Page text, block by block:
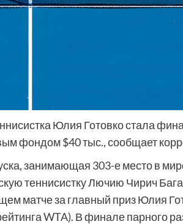
Юлия Готовко стала
фондом $40 тыс., сообщает
занимающая 303-е место в
теннисистку Лючию Чирич
матче за главный приз Юлия
WTA). В финале парного